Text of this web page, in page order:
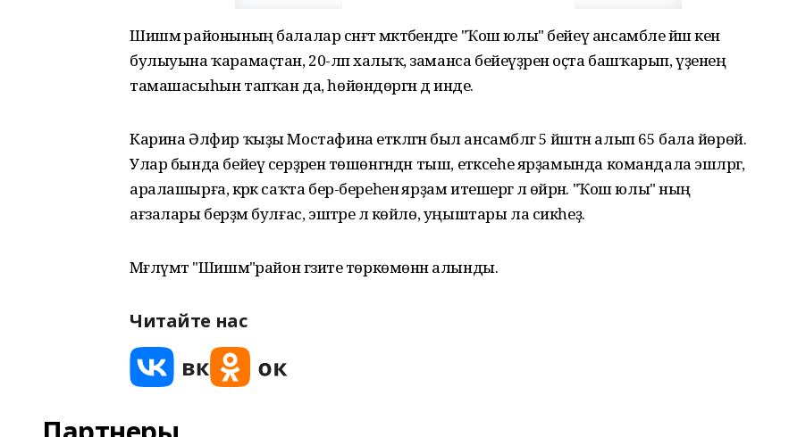
Шишмә районының балалар сәнғәт мәктәбендәге "Ҡош юлы" бейеү ансамбле йәш кенә
булыуына ҡарамаҫтан, 20-ләп халыҡ, заманса бейеүҙәрен оҫта башҡарып, үҙенең
тамашасыһын тапҡан да, һөйөндөргән дә инде.
Карина Әлфир ҡыҙы Мостафина етәкләгән был ансамблгә 5 йәштән алып 65 бала йөрөй.
Улар бында бейеү серҙәренә төшөнгәндән тыш, етәксеһе ярҙамында командала эшләргә,
аралашырға, кәрәк саҡта бер-береһенә ярҙам итешергә лә өйрәнә. "Ҡош юлы" ның
ағзалары берҙәм булғас, эштәре лә көйлө, уңыштары ла сикһеҙ.
Мәғлүмәт "Шишмә"район гәзите төркөмөнән алынды.
Читайте нас